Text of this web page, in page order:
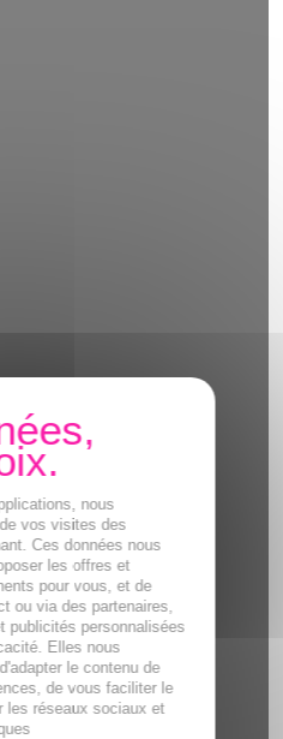
nous
vos visites des
Ces données nous
les offres et
pour vous, et de
ou via des partenaires,
publicités personnalisées
Elles nous
le contenu de
de vous faciliter le
les réseaux sociaux et